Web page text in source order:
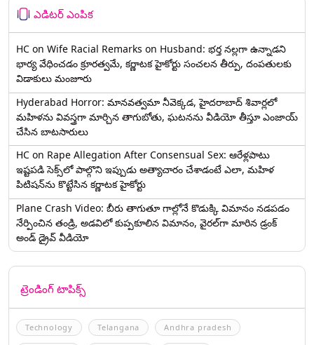
ఎడిటర్ ఎంపిక
HC on Wife Racial Remarks on Husband: భర్త న‌ల్ల‌గా ఉన్నాడ‌ని
భార్య వేధించ‌డం క్రూర‌త్వ‌మే, కర్ణాటక హైకోర్టు సంచలన తీర్పు, దంపతులకు
విడాకులు మంజూరు
Hyderabad Horror: మానవత్వమా నీవెక్కడ, హైదరాబాద్ శివార్లలో
మహిళను వివస్త్రగా మార్చిన తాగుబోతు, ఘటనను వీడియో తీస్తూ ఎంజాయ్
చేసిన బాటసారులు
HC on Rape Allegation After Consensual Sex: ఆరేళ్లపాటు
ఇష్టపడి సెక్స్‌లో పాల్గొని ఇప్పుడు అత్యాచారం చేశాడంటే ఎలా, మహిళ
పిటిషన్‌ను కొట్టేసిన కర్ణాటక హైకోర్టు
Plane Crash Video: బీరు తాగుతూ గాల్లోనే కొడుక్కి విమానం నడపడం
నేర్పించిన తండ్రి, అడవిలో కుప్పకూలిన విమానం, వైరల్‌గా మారిన డ్రంక్‌
అండ్ డ్రైవ్ వీడియో
ట్రెండింగ్ టాపిక్స్
Technology Telangana Andhra pradesh